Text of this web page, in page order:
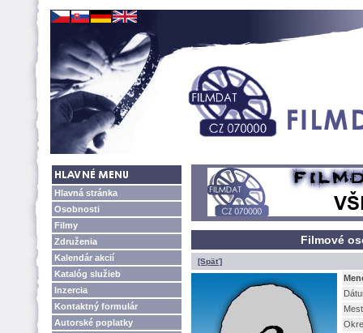
Hlavná stránka
Osobnosti
Filmy
Združenia
Kalendár akcií
Katalóg služieb
Inzercia
Kontaktný formulár
Autorské poplatky
Filmové
[Späť]